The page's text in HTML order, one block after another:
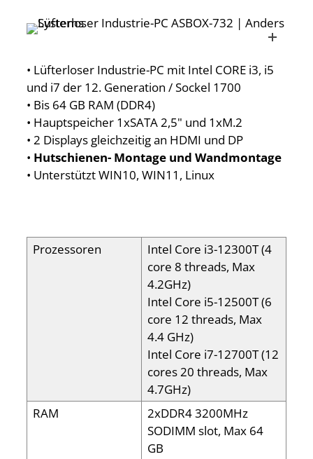
• Lüfterloser Industrie-PC mit Intel CORE i3, i5
und i7 der 12. Generation / Sockel 1700
• Bis 64 GB RAM (DDR4)
• Hauptspeicher 1xSATA 2,5" und 1xM.2
• 2 Displays gleichzeitig an HDMI und DP
• Hutschienen- Montage und Wandmontage
• Unterstützt WIN10, WIN11, Linux
Prozessoren
Intel Core i3-12300T (4
core 8 threads, Max
4.2GHz)
Intel Core i5-12500T (6
core 12 threads, Max
4.4 GHz)
Intel Core i7-12700T (12
cores 20 threads, Max
4.7GHz)
RAM
2xDDR4 3200MHz
SODIMM slot, Max 64
GB